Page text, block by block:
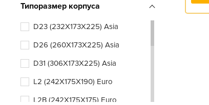
Типоразмер корпуса
D23 (232X173X225) Asia
D26 (260X173X225) Asia
D31 (306X173X225) Asia
L2 (242X175X190) Euro
L2B (242X175X175) Euro